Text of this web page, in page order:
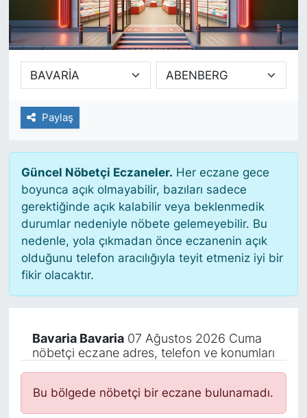
Paylaş
Güncel Nöbetçi Eczaneler. Her eczane gece
boyunca açık olmayabilir, bazıları sadece
gerektiğinde açık kalabilir veya beklenmedik
durumlar nedeniyle nöbete gelemeyebilir. Bu
nedenle, yola çıkmadan önce eczanenin açık
olduğunu telefon aracılığıyla teyit etmeniz iyi bir
fikir olacaktır.
Bavaria Bavaria07 Ağustos 2026 Cuma
nöbetçi eczane adres, telefon ve konumları
Bu bölgede nöbetçi bir eczane bulunamadı.
SİYASET
SAĞLIK